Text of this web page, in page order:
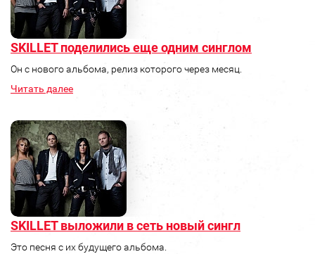
SKILLET поделились еще одним синглом
Он с нового альбома, релиз которого через месяц.
Читать далее
SKILLET выложили в сеть новый сингл
Это песня с их будущего альбома.